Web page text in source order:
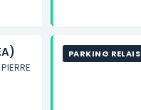
PARKING RELAIS